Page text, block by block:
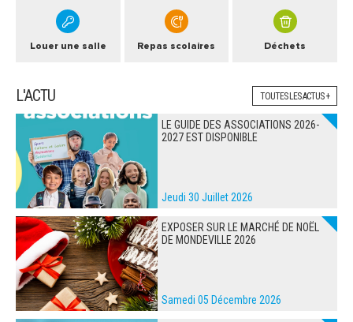
Louer une salle Repas scolaires Déchets
L'ACTU TOUTES LES ACTUS +
LE GUIDE DES ASSOCIATIONS 2026-
2027 EST DISPONIBLE
Jeudi 30 Juillet 2026
EXPOSER SUR LE MARCHÉ DE NOËL
DE MONDEVILLE 2026
Samedi 05 Décembre 2026